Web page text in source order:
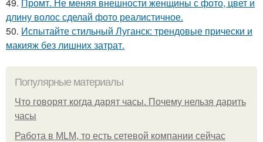
49. Промт. Не меняя внешности женщины с фото, цвет и
длину волос сделай фото реалистичное.
50. Испытайте стильный Луганск: трендовые прически и
макияж без лишних затрат.
Популярные материалы
Что говорят когда дарят часы. Почему нельзя дарить
часы
Работа в MLM, то есть сетевой компании сейчас